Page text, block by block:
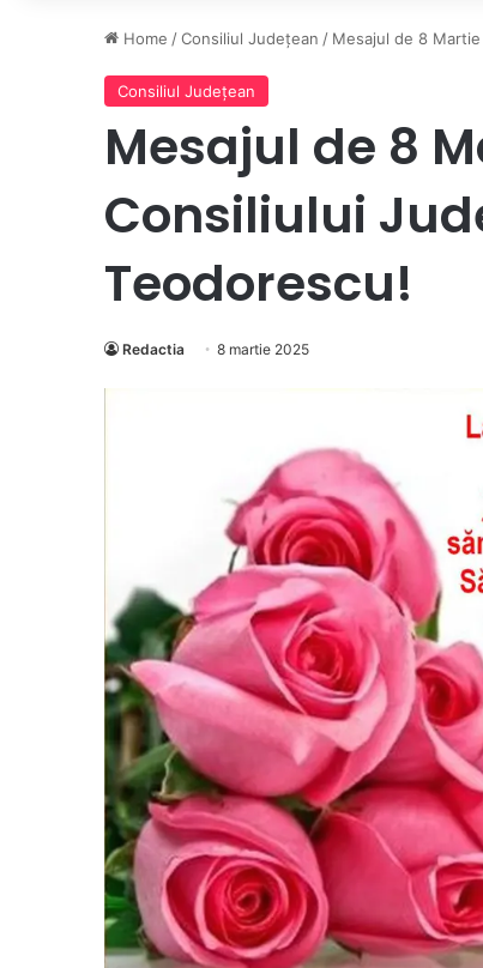
Home /Consiliul Judeţean / Mesajul de 8
Consiliul Judeţean
Mesajul de 8
Consiliului
Teodorescu!
Redactia 8 martie 2025